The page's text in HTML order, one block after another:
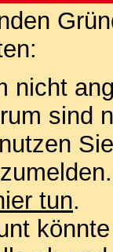
nicht
sind
tun.